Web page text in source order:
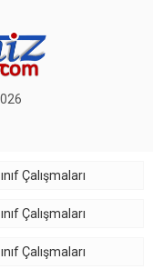
Çalışmaları
Çalışmaları
Çalışmaları